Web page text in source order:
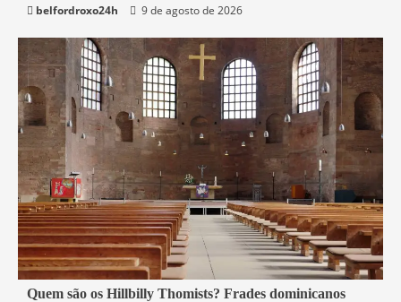
belfordroxo24h
9 de agosto de 2026
4 min read
Quem são os Hillbilly Thomists? Frades dominicanos